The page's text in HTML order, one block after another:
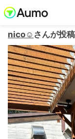
nico☺︎ さんが投